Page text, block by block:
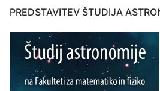
PREDSTAVITEV ŠTUDIJA